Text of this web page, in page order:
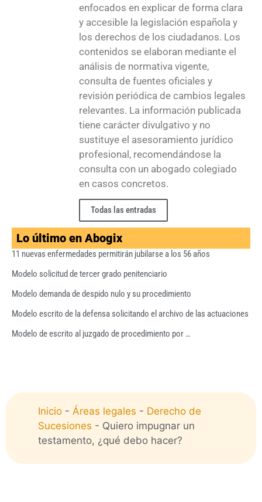
enfocados en explicar de forma clara
y accesible la legislación española y
los derechos de los ciudadanos. Los
contenidos se elaboran mediante el
análisis de normativa vigente,
consulta de fuentes oficiales y
revisión periódica de cambios legales
relevantes. La información publicada
tiene carácter divulgativo y no
sustituye el asesoramiento jurídico
profesional, recomendándose la
consulta con un abogado colegiado
en casos concretos.
Todas las entradas
Lo último en Abogix
11 nuevas enfermedades permitirán jubilarse a los 56 años
Modelo solicitud de tercer grado penitenciario
Modelo demanda de despido nulo y su procedimiento
Modelo escrito de la defensa solicitando el archivo de las actuaciones
Modelo de escrito al juzgado de procedimiento por …
Inicio - Áreas legales - Derecho de
Sucesiones - Quiero impugnar un
testamento, ¿qué debo hacer?